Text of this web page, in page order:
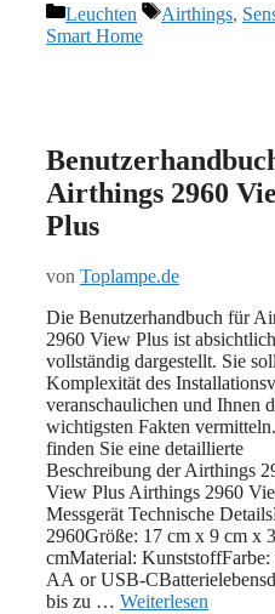
Kategorien
Leuchten Schlagwörter
Airthings,
Smart Home
Airthings 2960
Plus
von Toplampe.de
Die Benutzerhandbuch für
2960 View Plus ist
vollständig dargestellt. Sie
Komplexität des
veranschaulichen und Ihnen
wichtigsten Fakten
finden Sie eine detaillierte
Beschreibung der Airthings
View Plus Airthings 2960
Messgerät Technische
‎2960Größe: 17 cm x 9 cm x 3
cmMaterial:
AA or USB-
bis zu … Weiterlesen